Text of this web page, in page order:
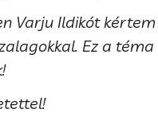
Varju Ildikót
Ez a